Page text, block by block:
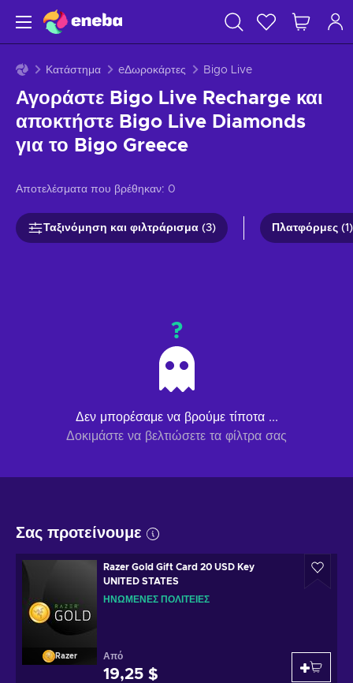
Κατάστημα eΔωροκάρτες Bigo Live
Αγοράστε Bigo Live Recharge και
αποκτήστε Bigo Live Diamonds
για το Bigo Greece
Αποτελέσματα που βρέθηκαν: 0
Ταξινόμηση και φιλτράρισμα (3) Πλατφόρμες (1)
?
Δεν μπορέσαμε να βρούμε τίποτα ...
Δοκιμάστε να βελτιώσετε τα φίλτρα σας
Σας προτείνουμε
Razer
Razer Gold Gift Card 20 USD Key
UNITED STATES
ΗΝΩΜΈΝΕΣ ΠΟΛΙΤΕΊΕΣ
Από
19,25 $